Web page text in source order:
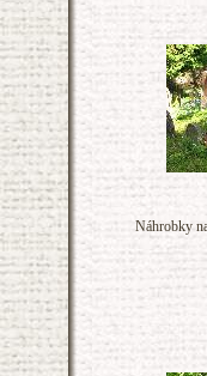
Náhrobky